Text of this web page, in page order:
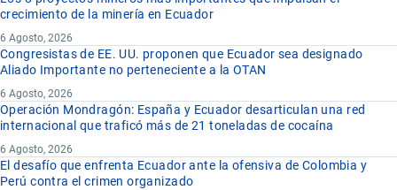
crecimiento de la minería en Ecuador
6 Agosto, 2026
Congresistas de EE. UU. proponen que Ecuador sea designado
Aliado Importante no perteneciente a la OTAN
6 Agosto, 2026
Operación Mondragón: España y Ecuador desarticulan una red
internacional que traficó más de 21 toneladas de cocaína
6 Agosto, 2026
El desafío que enfrenta Ecuador ante la ofensiva de Colombia y
Perú contra el crimen organizado